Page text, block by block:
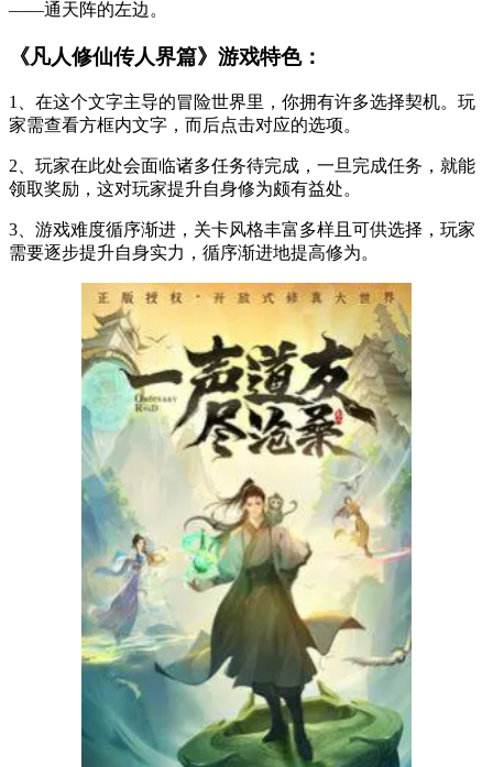
——通天阵的左边。
《凡人修仙传人界篇》游戏特色：
1、在这个文字主导的冒险世界里，你拥有许多选择契机。玩
家需查看方框内文字，而后点击对应的选项。
2、玩家在此处会面临诸多任务待完成，一旦完成任务，就能
领取奖励，这对玩家提升自身修为颇有益处。
3、游戏难度循序渐进，关卡风格丰富多样且可供选择，玩家
需要逐步提升自身实力，循序渐进地提高修为。